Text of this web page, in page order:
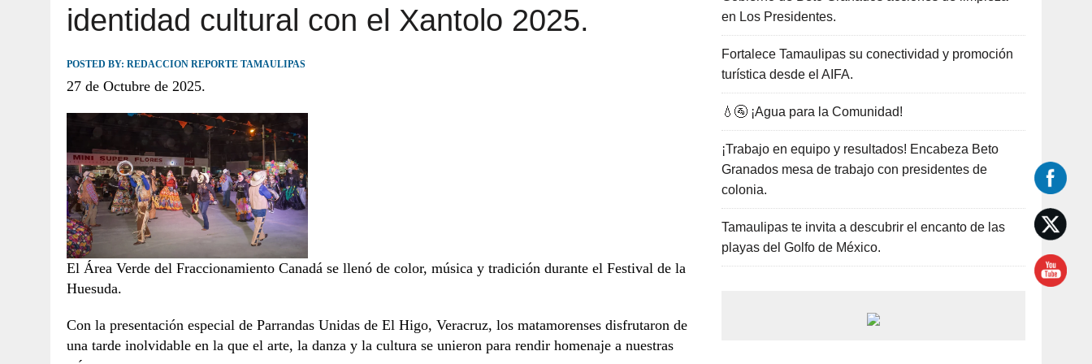
JULIO 30, 2026 | TAMAULIPAS TE INVITA A DESCUBRIR EL ENCANTO DE LAS PLAYAS DEL GOLFO DE MÉXICO.
identidad cultural con el Xantolo 2025.
POSTED BY: REDACCION REPORTE TAMAULIPAS
27 de Octubre de 2025.
El Área Verde del Fraccionamiento Canadá se llenó de color, música y tradición durante el Festival de la
Huesuda.
Con la presentación especial de Parrandas Unidas de El Higo, Veracruz, los matamorenses disfrutaron de
una tarde inolvidable en la que el arte, la danza y la cultura se unieron para rendir homenaje a nuestras
en Los Presidentes.
Fortalece Tamaulipas su conectividad y promoción
turística desde el AIFA.
💧🚰 ¡Agua para la Comunidad!
¡Trabajo en equipo y resultados! Encabeza Beto
Granados mesa de trabajo con presidentes de
colonia.
Tamaulipas te invita a descubrir el encanto de las
playas del Golfo de México.